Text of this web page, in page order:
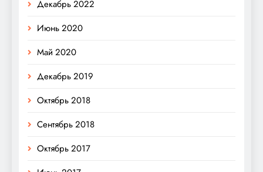
Декабрь 2022
Июнь 2020
Май 2020
Декабрь 2019
Октябрь 2018
Сентябрь 2018
Октябрь 2017